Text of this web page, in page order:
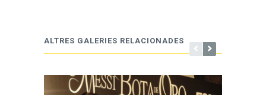
ALTRES GALERIES RELACIONADES